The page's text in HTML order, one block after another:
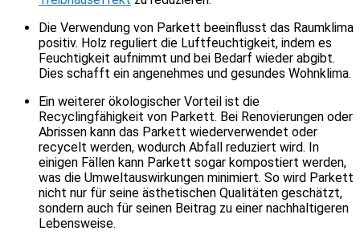
Die Verwendung von Parkett beeinflusst das Raumklima
positiv. Holz reguliert die Luftfeuchtigkeit, indem es
Feuchtigkeit aufnimmt und bei Bedarf wieder abgibt.
Dies schafft ein angenehmes und gesundes Wohnklima.
Ein weiterer ökologischer Vorteil ist die
Recyclingfähigkeit von Parkett. Bei Renovierungen oder
Abrissen kann das Parkett wiederverwendet oder
recycelt werden, wodurch Abfall reduziert wird. In
einigen Fällen kann Parkett sogar kompostiert werden,
was die Umweltauswirkungen minimiert. So wird Parkett
nicht nur für seine ästhetischen Qualitäten geschätzt,
sondern auch für seinen Beitrag zu einer nachhaltigeren
Lebensweise.